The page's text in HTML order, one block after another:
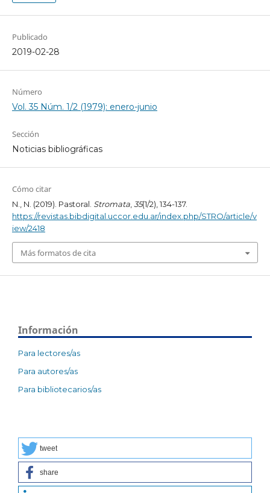
Publicado
2019-02-28
Número
Vol. 35 Núm. 1/2 (1979): enero-junio
Sección
Noticias bibliográficas
Cómo citar
N., N. (2019). Pastoral. Stromata,35(1/2), 134-137.
https://revistas.bibdigital.uccor.edu.ar/index.php/STRO/article/v
iew/2418
Más formatos de cita
Información
Para lectores/as
Para autores/as
Para bibliotecarios/as
tweet
share